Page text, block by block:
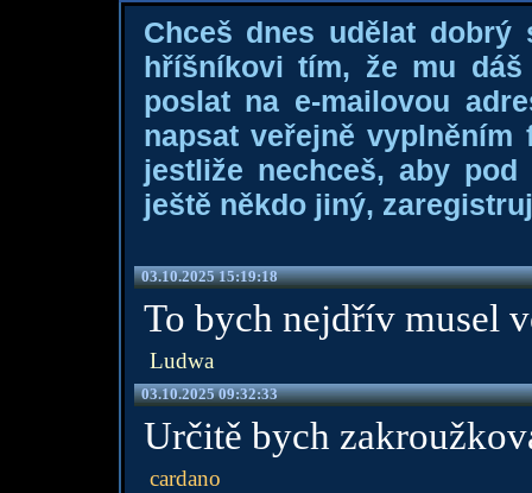
Chceš dnes udělat dobrý
hříšníkovi tím, že mu
poslat na e-mailovou
napsat veřejně
jestliže nechceš, aby
ještě někdo jiný,
03.10.2025 15:19:18
To bych nejdřív musel
Ludwa
03.10.2025 09:32:33
Určitě bych
cardano